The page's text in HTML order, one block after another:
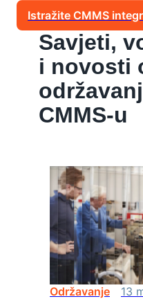
Istražite CMMS
Savjeti,
i novosti
CMMS-u
Održavanje 13